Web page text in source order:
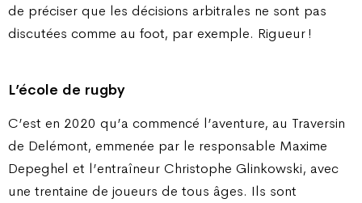
de préciser que les décisions arbitrales ne sont pas
discutées comme au foot, par exemple. Rigueur !
L’école de rugby
C’est en 2020 qu’a commencé l’aventure, au Traversin
de Delémont, emmenée par le responsable Maxime
Depeghel et l’entraîneur Christophe Glinkowski, avec
une trentaine de joueurs de tous âges. Ils sont